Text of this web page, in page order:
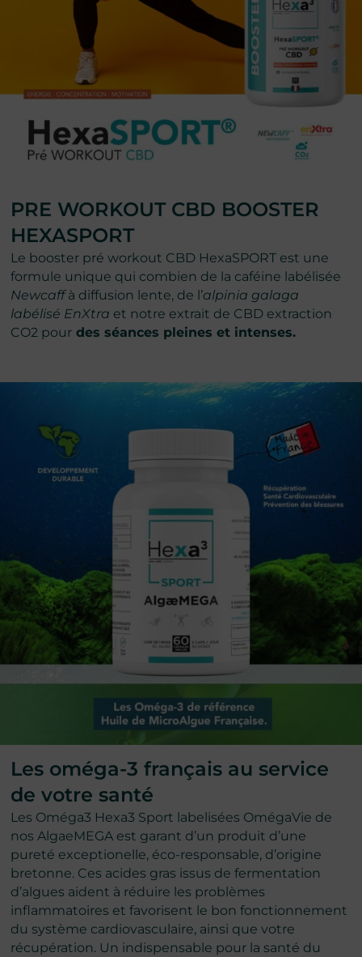
PRE WORKOUT CBD BOOSTER
HEXASPORT
Le booster pré workout CBD HexaSPORT est une
formule unique qui combien de la caféine labélisée
Newcaffà diffusion lente, de l’alpinia galaga
labélisé EnXtra et notre extrait de CBD extraction
CO2 pour des séances pleines et intenses.
Les oméga-3 français au service
de votre santé
Les Oméga3 Hexa3 Sport labelisées OmégaVie de
nos AlgaeMEGA est garant d’un produit d’une
pureté exceptionelle, éco-responsable, d’origine
bretonne. Ces acides gras issus de fermentation
d’algues aident à réduire les problèmes
inflammatoires et favorisent le bon fonctionnement
du système cardiovasculaire, ainsi que votre
récupération. Un indispensable pour la santé du